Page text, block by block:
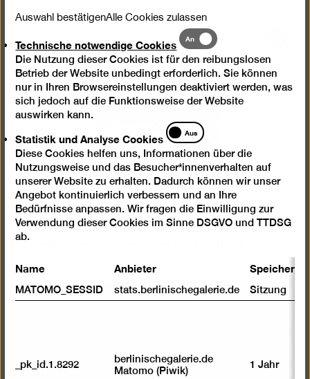
Ausstellungsansicht „Nina Canell. Tectonic Tender“
einer
Bild
öffnen
Auswahl bestätigenAlle Cookies zulassen
Technische notwendige Cookies
Technische
notwendige
Cookies
An
Die Nutzung dieser Cookies ist für den reibungslosen
Betrieb der Website unbedingt erforderlich. Sie können
nur in Ihren Browsereinstellungen deaktiviert werden, was
sich jedoch auf die Funktionsweise der Website
auswirken kann.
Statistik und Analyse Cookies
Statistik
und
Analyse
Cookies
Aus
Diese Cookies helfen uns, Informationen über die
Nutzungsweise und das Besucher*innenverhalten auf
unserer Website zu erhalten. Dadurch können wir unser
Angebot kontinuierlich verbessern und an Ihre
Bedürfnisse anpassen. Wir fragen die Einwilligung zur
Verwendung dieser Cookies im Sinne DSGVO und TTDSG
ab.
Name Anbieter
MATOMO_SESSID stats.berlinischegalerie.de Sitzung
_pk_id.1.8292
berlinischegalerie.de
Matomo (Piwik)
1 Jahr